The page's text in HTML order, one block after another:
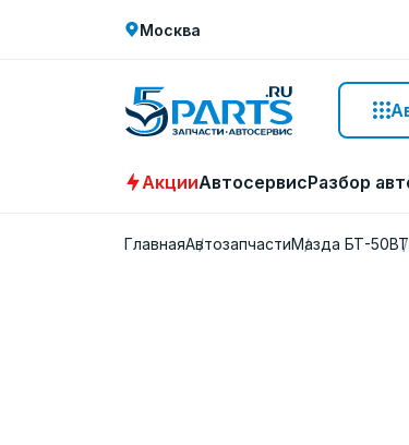
Москва
АкцииАвтосервисРазбор
ГлавнаяАвтозапчастиМазда БТ-50